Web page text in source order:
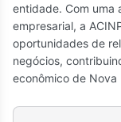
entidade. Com uma
empresarial, a
oportunidades de
negócios,
econômico de Nova